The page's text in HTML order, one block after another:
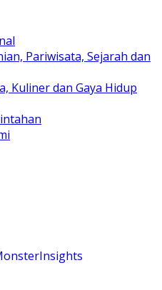
Pariwisata, Sejarah dan
Kuliner dan Gaya Hidup